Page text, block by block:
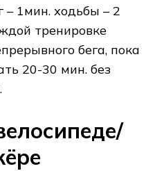
– 1мин. ходьбы – 2
тренировке
бега, пока
20-30 мин. без